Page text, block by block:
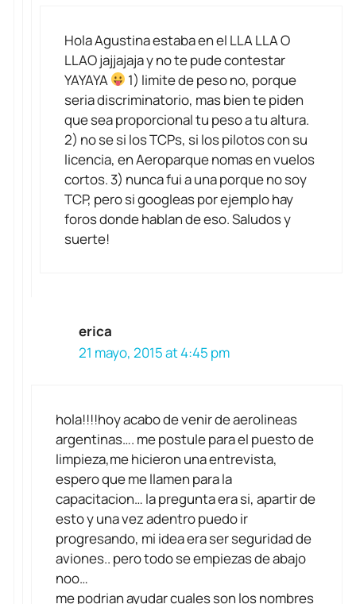
Hola Agustina estaba en el LLA LLA O
LLAO jajjajaja y no te pude contestar
YAYAYA
1) limite de peso no, porque
seria discriminatorio, mas bien te piden
que sea proporcional tu peso a tu altura.
2) no se si los TCPs, si los pilotos con su
licencia, en Aeroparque nomas en vuelos
cortos. 3) nunca fui a una porque no soy
TCP, pero si googleas por ejemplo hay
foros donde hablan de eso. Saludos y
suerte!
erica
21 mayo, 2015 at 4:45 pm
hola!!!!hoy acabo de venir de aerolineas
argentinas…. me postule para el puesto de
limpieza,me hicieron una entrevista,
espero que me llamen para la
capacitacion… la pregunta era si, apartir de
esto y una vez adentro puedo ir
progresando, mi idea era ser seguridad de
aviones.. pero todo se empiezas de abajo
noo…
me podrian ayudar cuales son los nombres